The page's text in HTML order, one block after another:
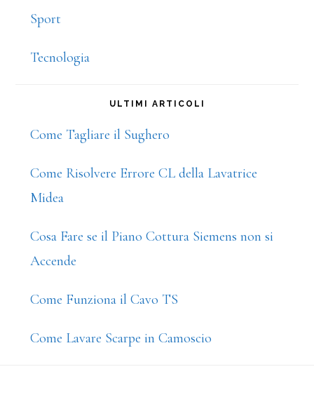
Sport
Tecnologia
ULTIMI ARTICOLI
Come Tagliare il Sughero
Come Risolvere Errore CL della Lavatrice
Midea
Cosa Fare se il Piano Cottura Siemens non si
Accende
Come Funziona il Cavo TS
Come Lavare Scarpe in Camoscio